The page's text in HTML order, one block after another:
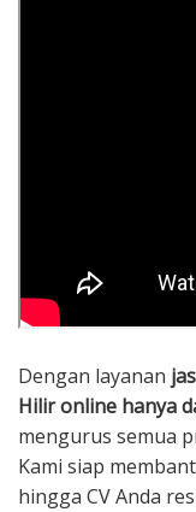
Dengan layanan
Hilir online hanya
mengurus semua
Kami siap
hingga CV Anda